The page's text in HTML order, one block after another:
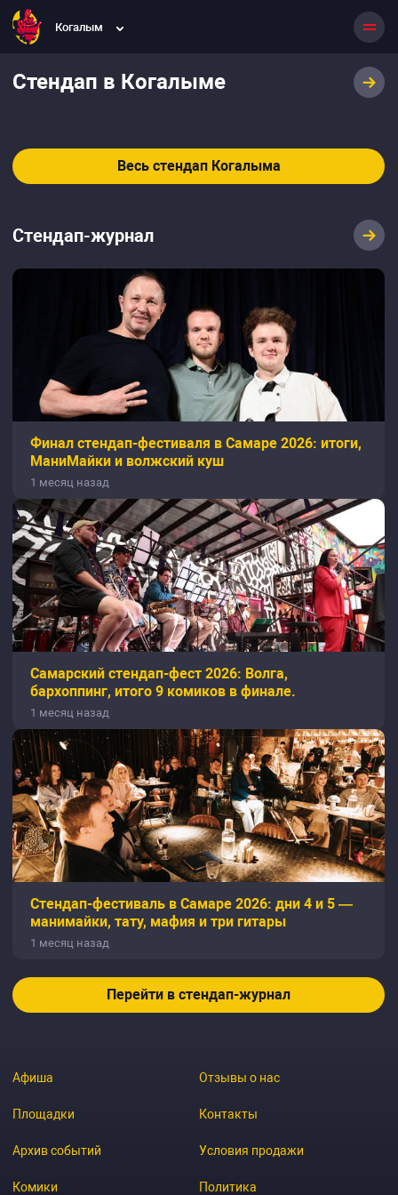
Когалым
Стендап в Когалыме
Весь стендап Когалыма
Стендап-журнал
Финал стендап-фестиваля в Самаре 2026: итоги,
МаниМайки и волжский куш
1 месяц назад
Самарский стендап-фест 2026: Волга,
бархоппинг, итого 9 комиков в финале.
1 месяц назад
Стендап-фестиваль в Самаре 2026: дни 4 и 5 —
манимайки, тату, мафия и три гитары
1 месяц назад
Перейти в стендап-журнал
Афиша
Площадки
Архив событий
Комики
Отзывы о нас
Контакты
Условия продажи
Политика